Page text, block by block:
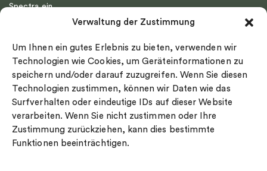
Verwaltung der Zustimmung
Um Ihnen ein gutes Erlebnis zu bieten, verwenden wir
Technologien wie Cookies, um Geräteinformationen zu
speichern und/oder darauf zuzugreifen. Wenn Sie diesen
Technologien zustimmen, können wir Daten wie das
Surfverhalten oder eindeutige IDs auf dieser Website
verarbeiten. Wenn Sie nicht zustimmen oder Ihre
Zustimmung zurückziehen, kann dies bestimmte
Funktionen beeinträchtigen.
Spectra ein
Impressum
Ringgröße
Widerrufsrecht
Cookie-policy
Sekretesspolicy
Drakenberg Sjölin
Nordic Spectra